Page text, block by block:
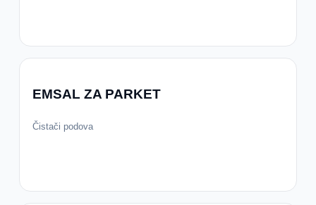
EMSAL ZA PARKET
Čistači podova